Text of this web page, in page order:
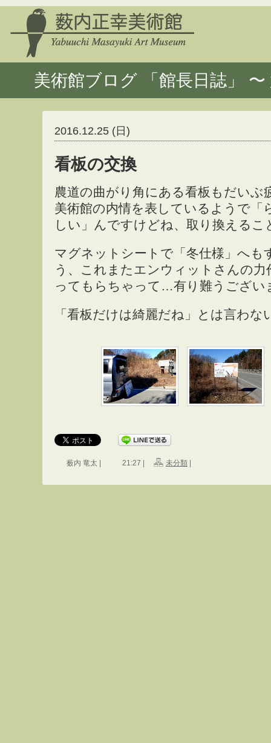
美術館ブログ 「館長日誌」
2016.12.25 (日)
看板の交換
農道の曲がり角にある看板もだい
美術館の内情を表しているようで「
しい」んですけどね、取り換えるこ
マグネットシートで「冬仕様」へも
う、これまたエンウィットさんの
ってもらちゃって…有り難うござい
「看板だけは綺麗だね」とは言わな
薮内 竜太 | 21:27 | 未分類